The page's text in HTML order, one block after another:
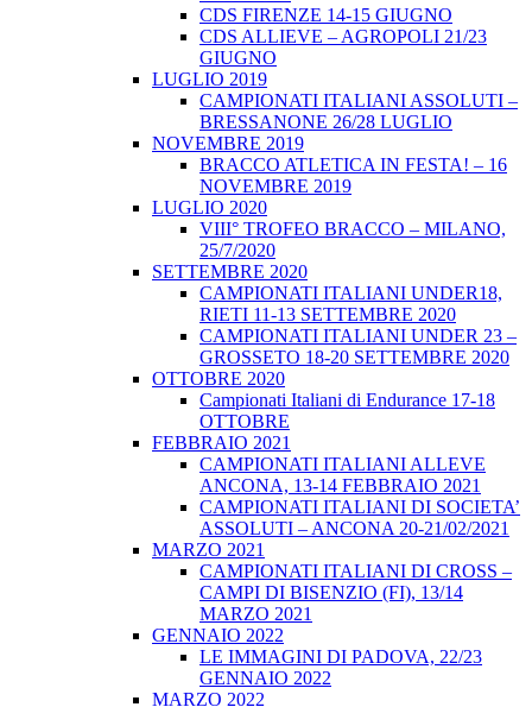
CDS FIRENZE 14-15 GIUGNO
CDS ALLIEVE – AGROPOLI 21/23
GIUGNO
LUGLIO 2019
CAMPIONATI ITALIANI ASSOLUTI –
BRESSANONE 26/28 LUGLIO
NOVEMBRE 2019
BRACCO ATLETICA IN FESTA! – 16
NOVEMBRE 2019
LUGLIO 2020
VIII° TROFEO BRACCO – MILANO,
25/7/2020
SETTEMBRE 2020
CAMPIONATI ITALIANI UNDER18,
RIETI 11-13 SETTEMBRE 2020
CAMPIONATI ITALIANI UNDER 23 –
GROSSETO 18-20 SETTEMBRE 2020
OTTOBRE 2020
Campionati Italiani di Endurance 17-18
OTTOBRE
FEBBRAIO 2021
CAMPIONATI ITALIANI ALLEVE
ANCONA, 13-14 FEBBRAIO 2021
CAMPIONATI ITALIANI DI SOCIETA’
ASSOLUTI – ANCONA 20-21/02/2021
MARZO 2021
CAMPIONATI ITALIANI DI CROSS –
CAMPI DI BISENZIO (FI), 13/14
MARZO 2021
GENNAIO 2022
LE IMMAGINI DI PADOVA, 22/23
GENNAIO 2022
MARZO 2022